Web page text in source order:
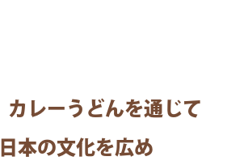
レーうどんを通じて
本の文化を広め